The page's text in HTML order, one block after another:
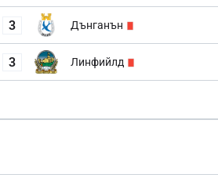
3 Дънганън
3 Линфийлд